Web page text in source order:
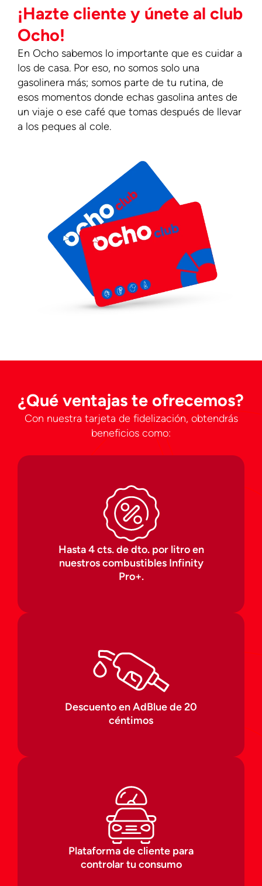
¡Hazte cliente y únete al club
Ocho!
En Ocho sabemos lo importante que es cuidar a
los de casa. Por eso, no somos solo una
gasolinera más; somos parte de tu rutina, de
esos momentos donde echas gasolina antes de
un viaje o ese café que tomas después de llevar
a los peques al cole.
¿Qué ventajas te ofrecemos?
Con nuestra tarjeta de fidelización, obtendrás
beneficios como:
Hasta 4 cts. de dto. por litro en
nuestros combustibles Infinity
Pro+.
Descuento en AdBlue de 20
céntimos
Plataforma de cliente para
controlar tu consumo